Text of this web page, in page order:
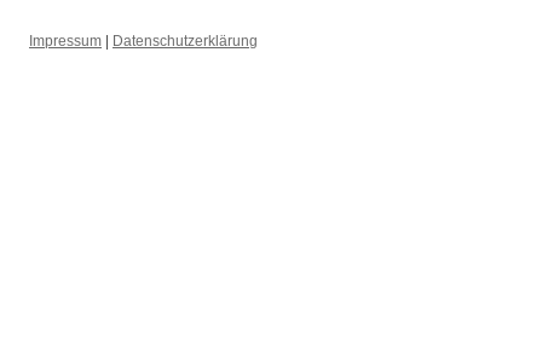
Impressum Datenschutzerklärung